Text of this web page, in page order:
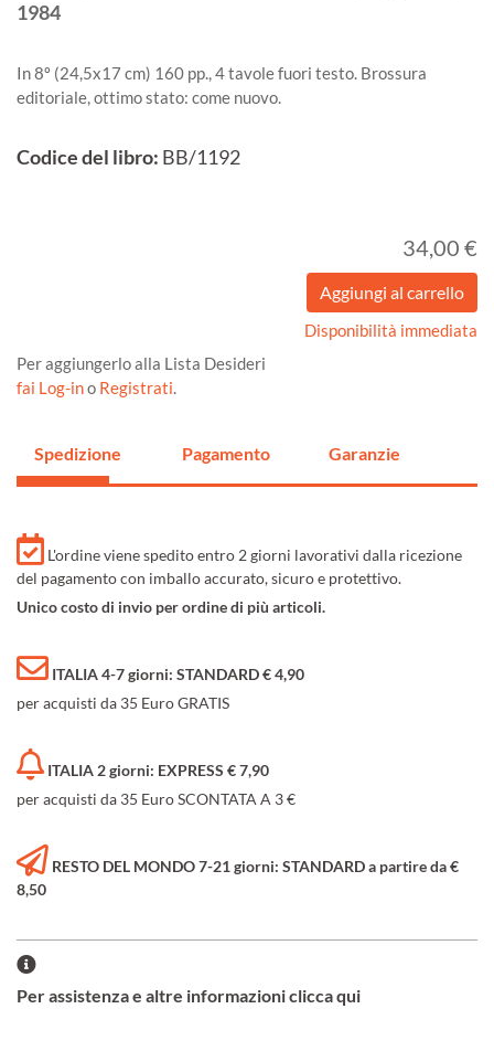
1984
In 8º (24,5x17 cm) 160 pp., 4 tavole fuori testo. Brossura
editoriale, ottimo stato: come nuovo.
Codice del libro: BB/1192
34,00 €
Disponibilità immediata
Per aggiungerlo alla Lista Desideri
fai Log-ino Registrati.
Spedizione Pagamento Garanzie
L'ordine viene spedito entro 2 giorni lavorativi dalla ricezione
del pagamento con imballo accurato, sicuro e protettivo.
Unico costo di invio per ordine di più articoli.
ITALIA 4-7 giorni: STANDARD € 4,90
per acquisti da 35 Euro GRATIS
ITALIA 2 giorni: EXPRESS € 7,90
per acquisti da 35 Euro SCONTATA A 3 €
RESTO DEL MONDO 7-21 giorni: STANDARD a partire da €
8,50
Per assistenza e altre informazioni clicca qui